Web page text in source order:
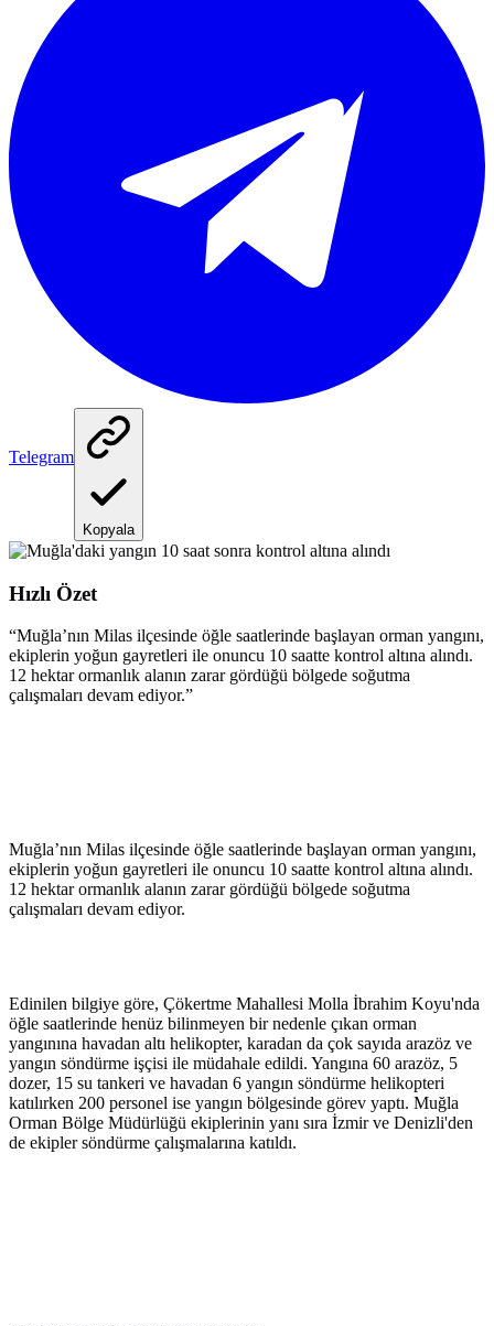
Telegram
Kopyala
Hızlı Özet
“Muğla’nın Milas ilçesinde öğle saatlerinde başlayan orman yangını,
ekiplerin yoğun gayretleri ile onuncu 10 saatte kontrol altına alındı.
12 hektar ormanlık alanın zarar gördüğü bölgede soğutma
çalışmaları devam ediyor.”
Muğla’nın Milas ilçesinde öğle saatlerinde başlayan orman yangını,
ekiplerin yoğun gayretleri ile onuncu 10 saatte kontrol altına alındı.
12 hektar ormanlık alanın zarar gördüğü bölgede soğutma
çalışmaları devam ediyor.
Edinilen bilgiye göre, Çökertme Mahallesi Molla İbrahim Koyu'nda
öğle saatlerinde henüz bilinmeyen bir nedenle çıkan orman
yangınına havadan altı helikopter, karadan da çok sayıda arazöz ve
yangın söndürme işçisi ile müdahale edildi. Yangına 60 arazöz, 5
dozer, 15 su tankeri ve havadan 6 yangın söndürme helikopteri
katılırken 200 personel ise yangın bölgesinde görev yaptı. Muğla
Orman Bölge Müdürlüğü ekiplerinin yanı sıra İzmir ve Denizli'den
de ekipler söndürme çalışmalarına katıldı.